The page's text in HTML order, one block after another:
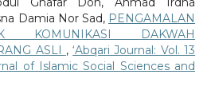
Damia Nor Sad, PENGAMALAN
KOMUNIKASI DAKWAH
ASLI ,‘Abqari Journal: Vol. 13
of Islamic Social Sciences and